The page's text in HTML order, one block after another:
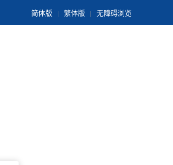
简体版 | 繁体版 | 无障碍浏览